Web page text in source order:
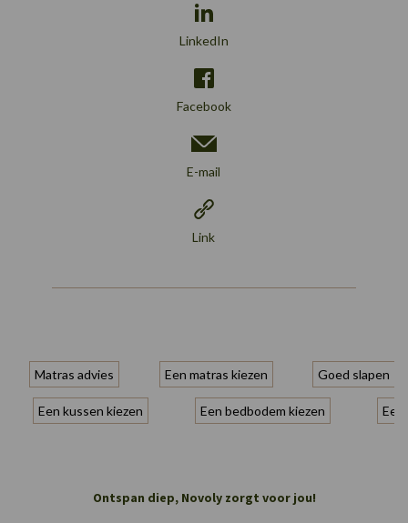
LinkedIn
Facebook
E-mail
Link
Matras advies Een matras kiezen Goed slapen
Een kussen kiezen Een bedbodem kiezen Een
Ontspan diep, Novoly zorgt voor jou!